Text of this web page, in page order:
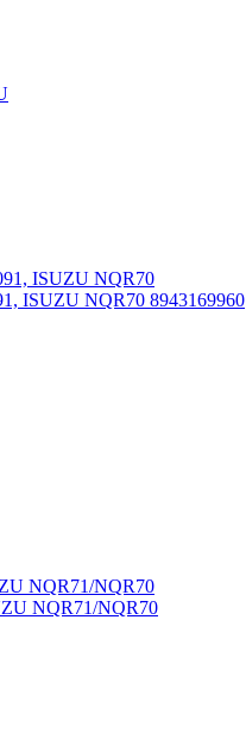
ISUZU NQR70 8943169960
NQR71/NQR70